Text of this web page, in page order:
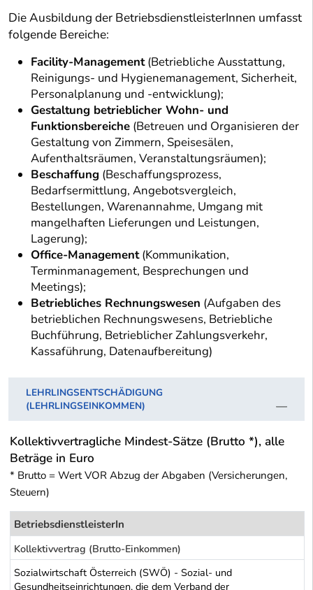
Die Ausbildung der BetriebsdienstleisterInnen umfasst
folgende Bereiche:
Facility-Management(Betriebliche Ausstattung,
Reinigungs- und Hygienemanagement, Sicherheit,
Personalplanung und -entwicklung);
Gestaltung betrieblicher Wohn- und
Funktionsbereiche (Betreuen und Organisieren der
Gestaltung von Zimmern, Speisesälen,
Aufenthaltsräumen, Veranstaltungsräumen);
Beschaffung (Beschaffungsprozess,
Bedarfsermittlung, Angebotsvergleich,
Bestellungen, Warenannahme, Umgang mit
mangelhaften Lieferungen und Leistungen,
Lagerung);
Office-Management(Kommunikation,
Terminmanagement, Besprechungen und
Meetings);
Betriebliches Rechnungswesen (Aufgaben des
betrieblichen Rechnungswesens, Betriebliche
Buchführung, Betrieblicher Zahlungsverkehr,
Kassaführung, Datenaufbereitung)
LEHRLINGSENTSCHÄDIGUNG
(LEHRLINGSEINKOMMEN)
Kollektivvertragliche Mindest-Sätze (Brutto *), alle
Beträge in Euro
* Brutto = Wert VOR Abzug der Abgaben (Versicherungen,
Steuern)
BetriebsdienstleisterIn
Kollektivvertrag (Brutto-Einkommen)
Sozialwirtschaft Österreich (SWÖ) - Sozial- und
Gesundheitseinrichtungen, die dem Verband der